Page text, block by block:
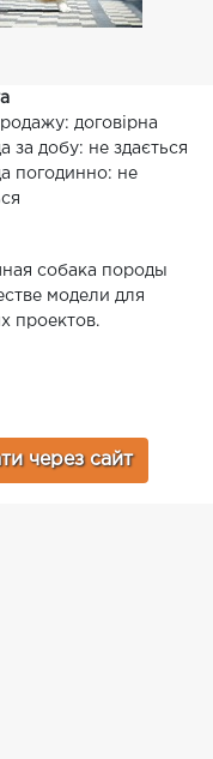
договірна
за добу: не здається
погодинно: не
собака породы
модели для
проектов.
через сайт